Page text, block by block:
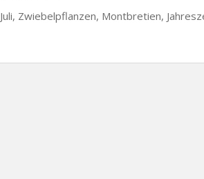
Juli, Zwiebelpflanzen, Montbretien,